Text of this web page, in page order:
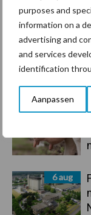
purposes and
information on a
advertising and
and services
identification
Aanpassen
Primaire
Sidebar
Recent
7 aug
7 aug
6 aug